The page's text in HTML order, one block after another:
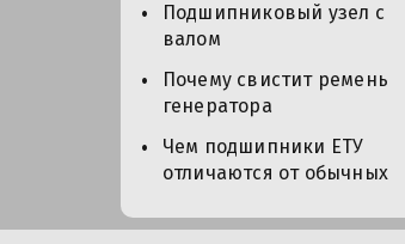
Подшипниковый узел с
валом
Почему свистит ремень
генератора
Чем подшипники ЕТУ
отличаются от обычных